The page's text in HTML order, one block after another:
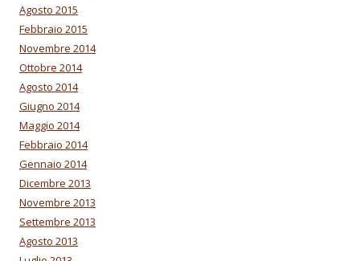
Agosto 2015
Febbraio 2015
Novembre 2014
Ottobre 2014
Agosto 2014
Giugno 2014
Maggio 2014
Febbraio 2014
Gennaio 2014
Dicembre 2013
Novembre 2013
Settembre 2013
Agosto 2013